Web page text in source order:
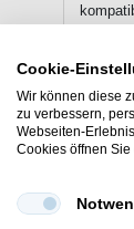
Cookie-
Wir können diese
zu verbessern,
Webseiten-
Cookies öffnen